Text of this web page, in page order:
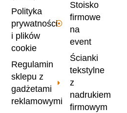
Stoisko
firmowe
na
event
Ścianki
tekstylne
z
nadrukiem
firmowym
Polityka
prywatności
i plików
cookie
Regulamin
sklepu z
gadżetami
reklamowymi